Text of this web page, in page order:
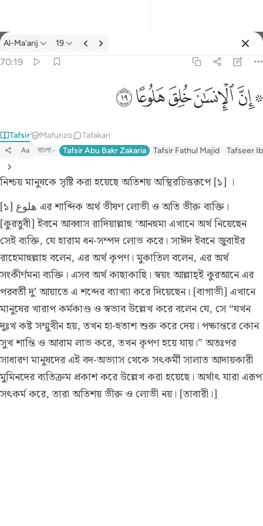
Tafsir: Al-Ma'arij 70:19
Al-Ma'arij 19
70:19
ﱪ ﱫﱬﱭﱮﱯ
Tafsir Mafunzo Tafakari
Aa বাংলা Tafsir Abu Bakr Zakaria Tafsir Fathul Majid Tafseer
নিশ্চয় মানুষকে সৃষ্টি করা হয়েছে অতিশয় অস্থিরচিত্তরূপে [১] ।
[১] هلوع এর শাব্দিক অর্থ ভীষণ লোভী ও অতি ভীরু ব্যক্তি।
[কুরতুবী] ইবনে আব্বাস রাদিয়াল্লাহু ‘আনহুমা এখানে অর্থ নিয়েছেন
সেই ব্যক্তি, যে হারাম ধন-সম্পদ লোভ করে। সাঈদ ইবনে জুবাইর
রাহেমাহুল্লাহ বলেন, এর অর্থ কৃপণ। মুকাতিল বলেন, এর অর্থ
সংকীর্ণমনা ব্যক্তি। এসব অর্থ কাছাকাছি। স্বয়ং আল্লাহ্ই কুরআনে এর
পরবর্তী দু’ আয়াতে এ শব্দের ব্যাখ্যা করে দিয়েছেন। [বাগাভী] এখানে
মানুষের খারাপ কর্মকাণ্ড ও স্বভাব উল্লেখ করে বলেন যে, সে “যখন
দুঃখ কষ্ট সম্মুখীন হয়, তখন হা-হুতাশ শুরু করে দেয়। পক্ষান্তরে কোন
সুখ শান্তি ও আরাম লাভ করে, তখন কৃপণ হয়ে যায়।” অতঃপর
সাধারণ মানুষদের এই বদ-অভ্যাস থেকে সৎকর্মী সালাত আদায়কারী
মুমিনদের ব্যতিক্রম প্রকাশ করে উল্লেখ করা হয়েছে। অর্থাৎ যারা এরূপ
সৎকর্ম করে, তারা অতিশয় ভীরু ও লোভী নয়। [তাবারী।]